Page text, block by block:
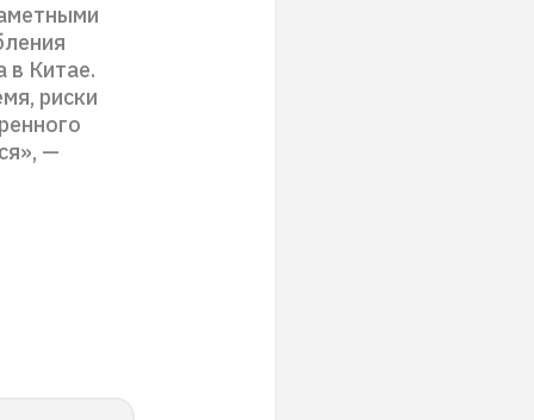
в Китае.
риски
—